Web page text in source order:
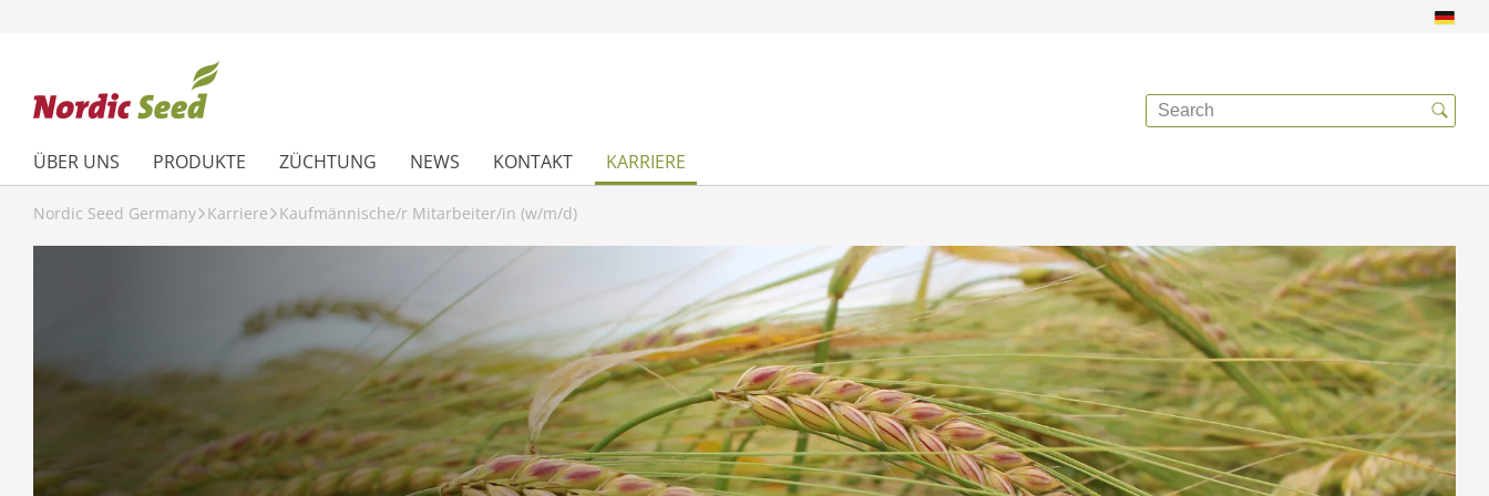
ÜBER UNS PRODUKTE ZÜCHTUNG NEWS KONTAKT KARRIERE
Nordic Seed Germany Karriere Kaufmännische/r Mitarbeiter/in (w/m/d)